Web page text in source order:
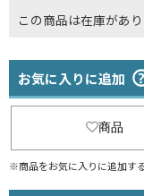
この商品は在庫があり
お気に入りに追加
商品
※商品をお気に入りに追加す